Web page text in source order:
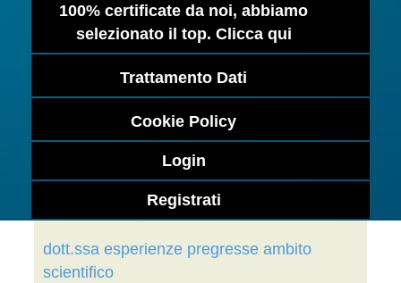
100% certificate da noi, abbiamo
selezionato il top. Clicca qui
Trattamento Dati
Cookie Policy
Login
Registrati
dott.ssa esperienze pregresse ambito
scientifico